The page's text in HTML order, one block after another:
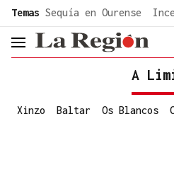
common.go-to-content
Temas Sequía en Ourense
header.menu.open
A
Xinzo Baltar Os Blancos